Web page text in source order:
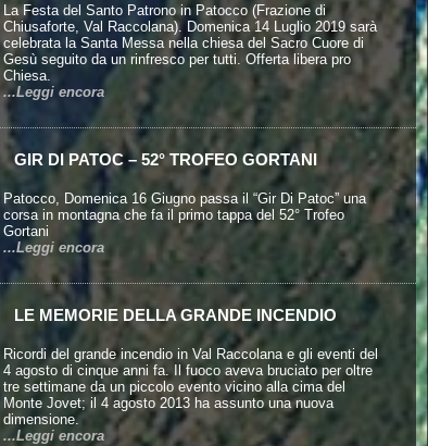
La Festa del Santo Patrono in Patocco (Frazione di
Chiusaforte, Val Raccolana). Domenica 14 Luglio 2019 sarà
celebrata la Santa Messa nella chiesa del Sacro Cuore di
Gesù seguito da un rinfresco per tutti. Offerta libera pro
Chiesa.
...Leggi encora
GIR DI PATOC – 52° TROFEO GORTANI
Patocco, Domenica 16 Giugno passa il “Gir Di Patoc” una
corsa in montagna che fa il primo tappa del 52° Trofeo
Gortani
...Leggi encora
LE MEMORIE DELLA GRANDE INCENDIO
Ricordi del grande incendio in Val Raccolana e gli eventi del
4 agosto di cinque anni fa. Il fuoco aveva bruciato per oltre
tre settimane da un piccolo evento vicino alla cima del
Monte Jovet; il 4 agosto 2013 ha assunto una nuova
dimensione.
...Leggi encora